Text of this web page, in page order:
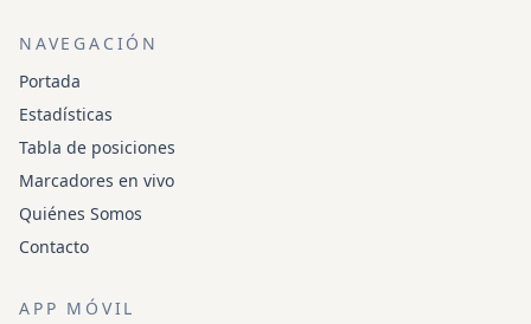
NAVEGACIÓN
Portada
Estadísticas
Tabla de posiciones
Marcadores en vivo
Quiénes Somos
Contacto
APP MÓVIL